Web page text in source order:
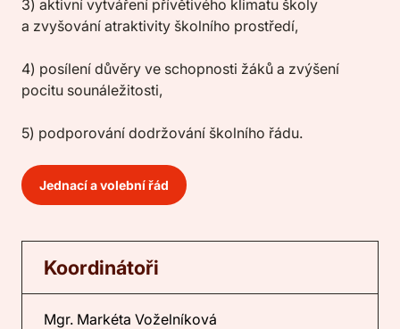
3) aktivní vytváření přívětivého klimatu školy
a zvyšování atraktivity školního prostředí,
4) posílení důvěry ve schopnosti žáků a zvýšení
pocitu sounáležitosti,
5) podporování dodržování školního řádu.
Jednací a volební řád
Koordinátoři
Mgr. Markéta Voželníková